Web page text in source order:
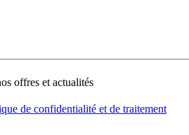
offres et actualités
de confidentialité et de traitement